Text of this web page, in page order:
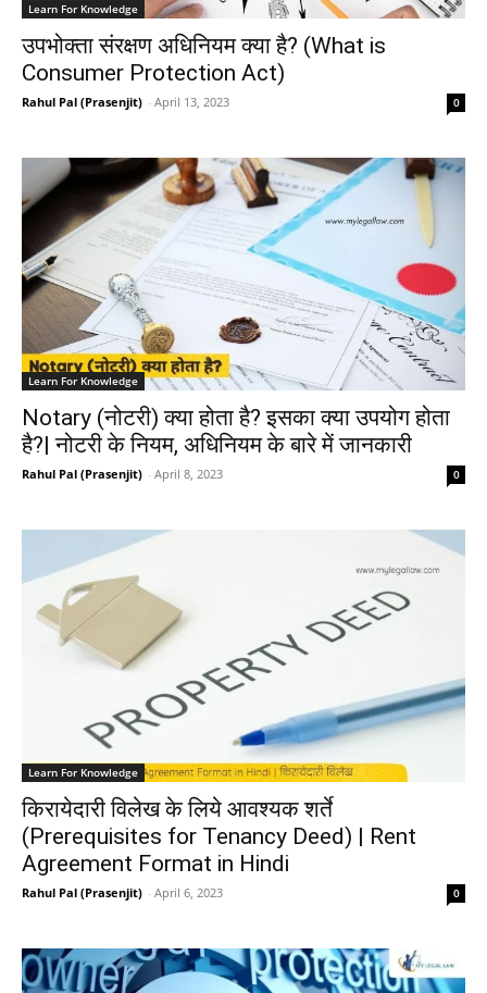
Learn For Knowledge
उपभोक्ता संरक्षण अधिनियम क्या है? (What is
Consumer Protection Act)
Rahul Pal (Prasenjit) - April 13, 2023 0
Learn For Knowledge
Notary (नोटरी) क्या होता है? इसका क्या उपयोग होता
है?| नोटरी के नियम, अधिनियम के बारे में जानकारी
Rahul Pal (Prasenjit) - April 8, 2023 0
Learn For Knowledge
किरायेदारी विलेख के लिये आवश्यक शर्ते
(Prerequisites for Tenancy Deed) | Rent
Agreement Format in Hindi
Rahul Pal (Prasenjit) - April 6, 2023 0